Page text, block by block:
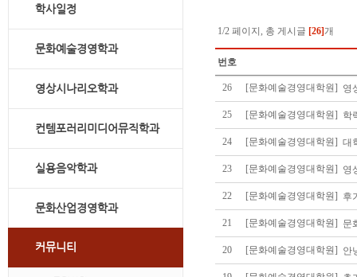
학사일정
문화예술경영학과
영상시나리오학과
컨템포러리미디어뮤직학과
실용음악학과
문화산업경영학과
커뮤니티
1/2 페이지, 총 게시글 [26]개
번호
26 [문화예술경영대학원] 영
25 [문화예술경영대학원] 학
24 [문화예술경영대학원] 대
23 [문화예술경영대학원] 영
22 [문화예술경영대학원] 후
21 [문화예술경영대학원] 문
20 [문화예술경영대학원] 안